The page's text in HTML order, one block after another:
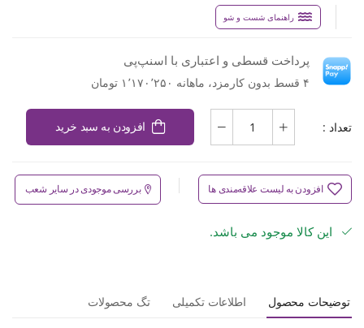
راهنمای شست و شو
پرداخت قسطی و اعتباری با اسنپ‌پی
۴ قسط بدون کارمزد، ماهانه ۱٬۱۷۰٬۲۵۰ تومان
تعداد : افزودن به سبد خرید
افزودن به لیست علاقه‌مندی ها بررسی موجودی در سایر شعب
این کالا موجود می باشد.
توضیحات محصول اطلاعات تکمیلی تگ محصولات